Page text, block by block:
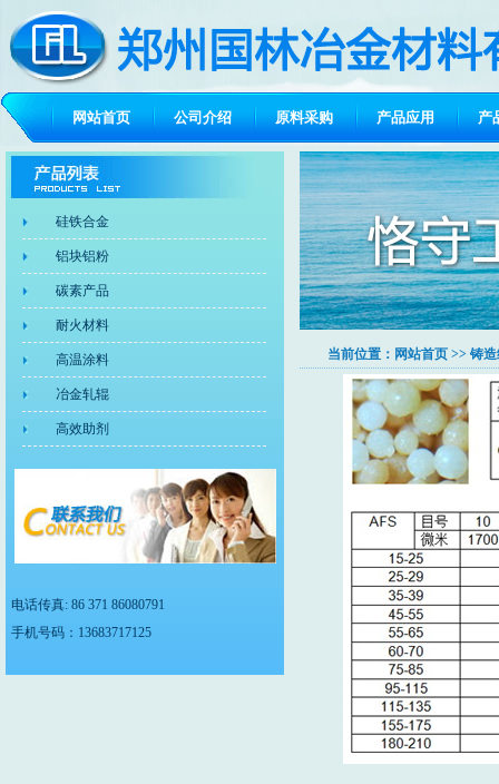
网站首页 公司介绍 原料采购 产品应用 产
硅铁合金
铝块铝粉
碳素产品
耐火材料
高温涂料
冶金轧辊
高效助剂
电话传真: 86 371 86080791
手机号码：13683717125
当前位置： 网站首页 >> 铸